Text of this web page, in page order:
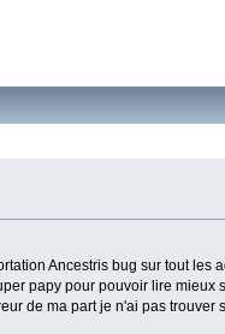
Ancestris bug sur tout les
papy pour pouvoir lire mieux
de ma part je n'ai pas trouver